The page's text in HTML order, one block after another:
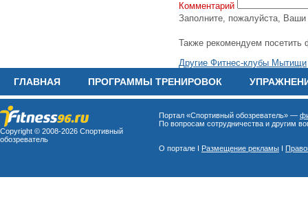
Комментарий
Заполните, пожалуйста, Ваши
Также рекомендуем посетить
Другие Фитнес-клубы Мытищи
ГЛАВНАЯ ПРОГРАММЫ ТРЕНИРОВОК
Copyright © 2008-2026 Спортивный
обозреватель
Портал «Спортивный обозреватель» —
По вопросам сотрудничества и другим
О портале I Размещение рекламы I